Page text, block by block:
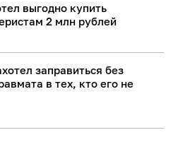
выгодно купить
2 млн рублей
заправиться без
в тех, кто его не